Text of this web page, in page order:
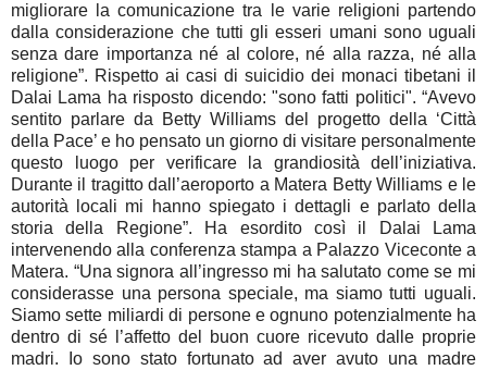
migliorare la comunicazione tra le varie religioni partendo
dalla considerazione che tutti gli esseri umani sono uguali
senza dare importanza né al colore, né alla razza, né alla
religione”. Rispetto ai casi di suicidio dei monaci tibetani il
Dalai Lama ha risposto dicendo: "sono fatti politici". “Avevo
sentito parlare da Betty Williams del progetto della ‘Città
della Pace’ e ho pensato un giorno di visitare personalmente
questo luogo per verificare la grandiosità dell’iniziativa.
Durante il tragitto dall’aeroporto a Matera Betty Williams e le
autorità locali mi hanno spiegato i dettagli e parlato della
storia della Regione”. Ha esordito così il Dalai Lama
intervenendo alla conferenza stampa a Palazzo Viceconte a
Matera. “Una signora all’ingresso mi ha salutato come se mi
considerasse una persona speciale, ma siamo tutti uguali.
Siamo sette miliardi di persone e ognuno potenzialmente ha
dentro di sé l’affetto del buon cuore ricevuto dalle proprie
madri. Io sono stato fortunato ad aver avuto una madre